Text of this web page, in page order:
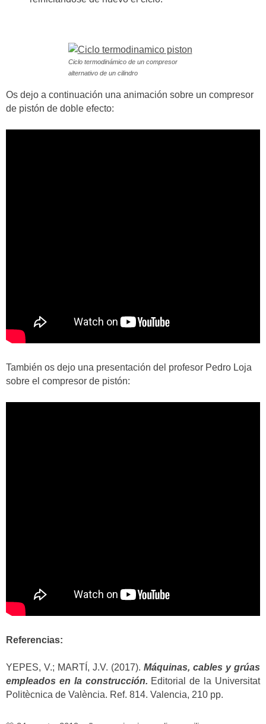
Ciclo termodinámico de un compresor
alternativo de un cilindro
Os dejo a continuación una animación sobre un compresor
de pistón de doble efecto:
También os dejo una presentación del profesor Pedro Loja
sobre el compresor de pistón:
Referencias:
YEPES, V.; MARTÍ, J.V. (2017). Máquinas, cables y grúas
empleados en la construcción. Editorial de la Universitat
Politècnica de València. Ref. 814. Valencia, 210 pp.